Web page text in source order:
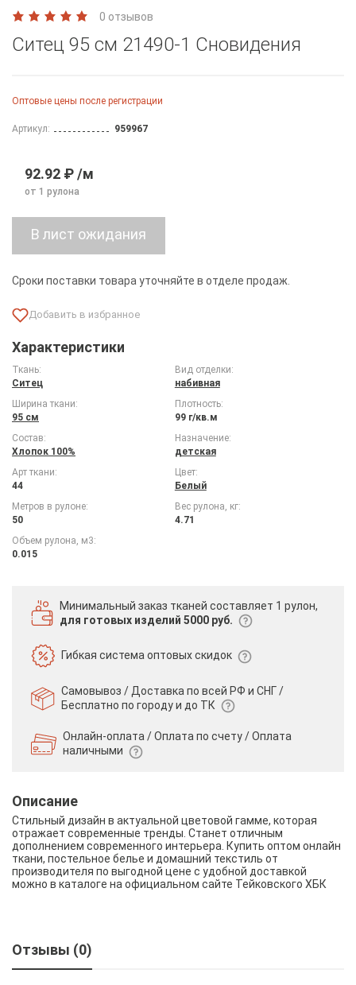
0 отзывов
Ситец 95 см 21490-1 Сновидения
Оптовые цены после регистрации
Артикул: 959967
92.92 ₽ /м
от 1 рулона
Сроки поставки товара уточняйте в отделе продаж.
Характеристики
Ткань:
Ситец
Вид отделки:
набивная
Ширина ткани:
95 см
Плотность:
99 г/кв.м
Состав:
Хлопок 100%
Назначение:
детская
Арт ткани:
44
Цвет:
Белый
Метров в рулоне:
50
Вес рулона, кг:
4.71
Объем рулона, м3:
0.015
Минимальный заказ тканей составляет 1 рулон,
для готовых изделий 5000 руб.
Гибкая системаоптовых скидок
Самовывоз / Доставка по всей РФ и СНГ /
Бесплатно по городу и до ТК
Онлайн-оплата / Оплата по счету /Оплата
наличными
Описание
Стильный дизайн в актуальной цветовой гамме, которая
отражает современные тренды. Станет отличным
дополнением современного интерьера. Купить оптом онлайн
ткани, постельное белье и домашний текстиль от
производителя по выгодной цене с удобной доставкой
можно в каталоге на официальном сайте Тейковского ХБК
Отзывы (0)